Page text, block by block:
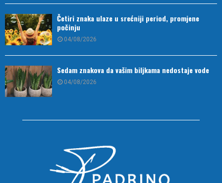
Četiri znaka ulaze u srećniji period, promjene
počinju
04/08/2026
Sedam znakova da vašim biljkama nedostaje vode
04/08/2026